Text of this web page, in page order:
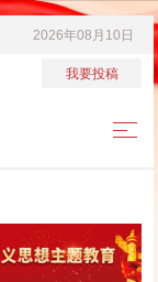
2026年08月10日
我要投稿